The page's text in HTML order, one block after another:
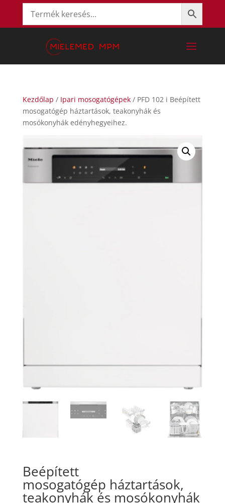
Kezdőlap / Ipari mosogatógépek/ PFD 102 i Beépített
mosogatógép háztartások, teakonyhák és
mosókonyhák edényhegyeihez.
Beépített
mosogatógép háztartások,
teakonyhák és mosókonyhák